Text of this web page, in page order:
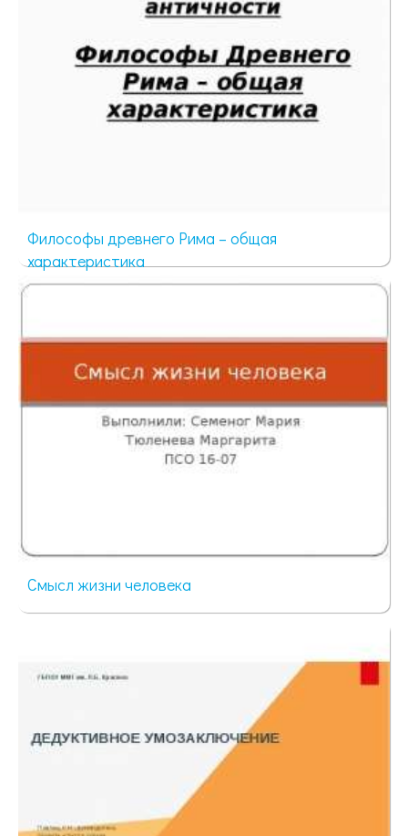
Философы древнего Рима – общая
характеристика
246 просмотров
Смысл жизни человека